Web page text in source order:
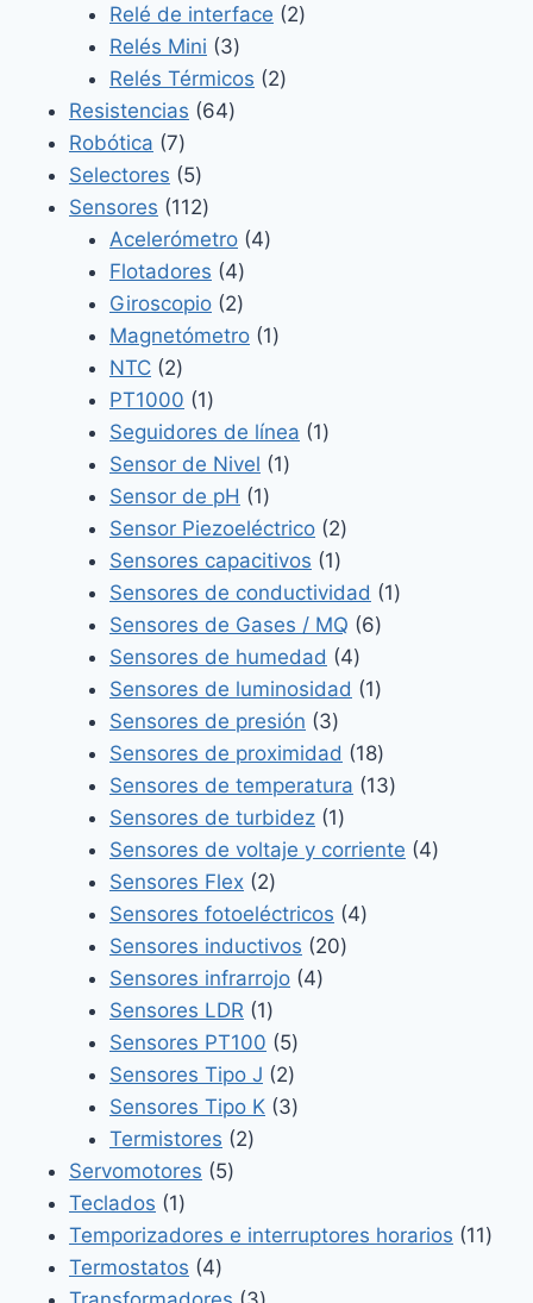
Relé de interface 22
Relés Mini 33
productos
Relés Térmicos 22
Resistencias 6464
Robótica 77
productos
Selectores 55
productos
Sensores 112112
productos
Acelerómetro 44
Flotadores 44
productos
Giroscopio 22
productos
Magnetómetro 11
NTC 22
productos
PT1000 11
producto
Seguidores de línea 11
Sensor de Nivel 11
Sensor de pH 11
producto
Sensor Piezoeléctrico 22
productos
Sensores capacitivos 11
producto
Sensores de conductividad 11
Sensores de Gases / MQ 66
Sensores de humedad 44
productos
Sensores de luminosidad 11
Sensores de presión 33
productos
Sensores de proximidad 1818
productos
Sensores de temperatura 1313
Sensores de turbidez 11
producto
Sensores de voltaje y corriente 44
Sensores Flex 22
productos
Sensores fotoeléctricos 44
Sensores inductivos 2020
Sensores infrarrojo 44
Sensores LDR 11
producto
Sensores PT100 55
productos
Sensores Tipo J 22
productos
Sensores Tipo K 33
Termistores 22
Servomotores 55
Teclados 11
producto
Temporizadores e interruptores horarios 1111
Termostatos 44